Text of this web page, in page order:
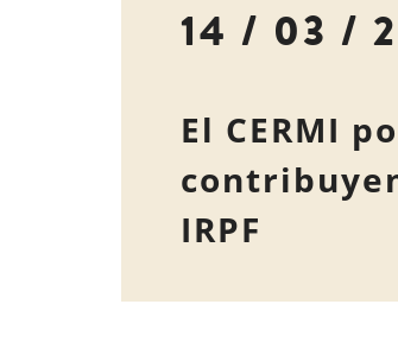
14 / 03 /
El CERMI
IRPF